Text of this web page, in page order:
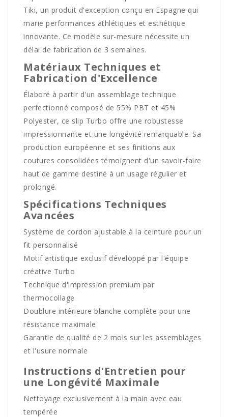
Tiki, un produit d'exception conçu en Espagne qui
marie performances athlétiques et esthétique
innovante. Ce modèle sur-mesure nécessite un
délai de fabrication de 3 semaines.
Matériaux Techniques et
Fabrication d'Excellence
Élaboré à partir d'un assemblage technique
perfectionné composé de 55% PBT et 45%
Polyester, ce slip Turbo offre une robustesse
impressionnante et une longévité remarquable. Sa
production européenne et ses finitions aux
coutures consolidées témoignent d'un savoir-faire
haut de gamme destiné à un usage régulier et
prolongé.
Spécifications Techniques
Avancées
Système de cordon ajustable à la ceinture pour un
fit personnalisé
Motif artistique exclusif développé par l'équipe
créative Turbo
Technique d'impression premium par
thermocollage
Doublure intérieure blanche complète pour une
résistance maximale
Garantie de qualité de 2 mois sur les assemblages
et l'usure normale
Instructions d'Entretien pour
une Longévité Maximale
Nettoyage exclusivement à la main avec eau
tempérée